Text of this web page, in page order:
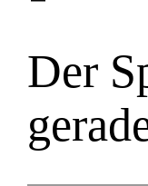
Der